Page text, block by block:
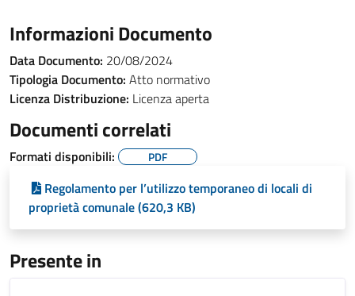
Informazioni Documento
Data Documento: 20/08/2024
Tipologia Documento: Atto normativo
Licenza Distribuzione: Licenza aperta
Documenti correlati
Formati disponibili: PDF
Regolamento per l’utilizzo temporaneo di locali di
proprietà comunale (620,3 KB)
Presente in